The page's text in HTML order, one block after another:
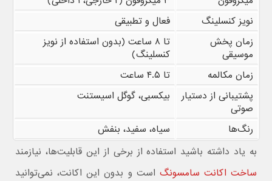
نویز کنسلینگ
فعال و تطبیقی
زمان پخش
موسیقی
تا ۸ ساعت (بدون استفاده از نویز
کنسلینگ)
زمان مکالمه
تا ۴.۵ ساعت
پشتیبانی از دستیار
صوتی
بیکسبی، گوگل اسیستنت
رنگ‌ها
سیاه، سفید، بنفش
به یاد داشته باشید استفاده از برخی از این قابلیت‌ها، نیازمند
ساخت اکانت سامسونگ است و بدون این اکانت، نمی‌توانید